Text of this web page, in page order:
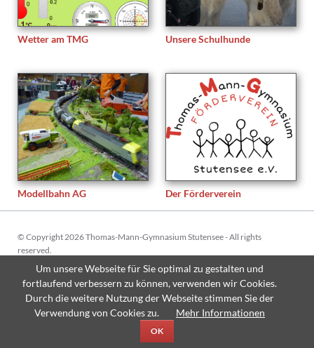
Wetter am TMG Unsere Schulhunde
Modellbahn AG Der Förderverein
© Copyright 2026 Thomas-Mann-Gymnasium Stutensee - All rights
reserved.
Navigation
überspringen
Sitemap Impressum Datenschutzerklärung
Um unsere Webseite für Sie optimal zu gestalten und
fortlaufend verbessern zu können, verwenden wir Cookies.
Durch die weitere Nutzung der Webseite stimmen Sie der
Verwendung von Cookies zu.
Mehr Informationen
OK